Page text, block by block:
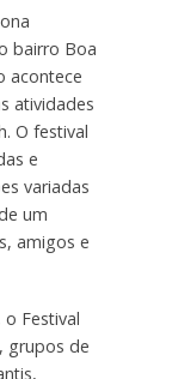
bairro Boa
acontece
atividades
O festival
e
variadas
um
amigos e
Festival
grupos de